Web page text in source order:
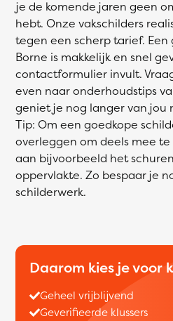
je de komende jaren geen
hebt. Onze vakschilders
tegen een scherp tarief. Een
Borne is makkelijk en snel
contactformulier invult.
even naar onderhoudstips
geniet je nog langer van jou
Tip: Om een goedkope
overleggen om deels mee
aan bijvoorbeeld het
oppervlakte. Zo bespaar je
schilderwerk.
Daarom kies je voor
Geheel vrijblijvend
Geverifieerde klussers